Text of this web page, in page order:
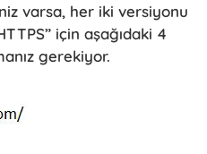
varsa, her iki versiyonu
için aşağıdaki 4
gerekiyor.